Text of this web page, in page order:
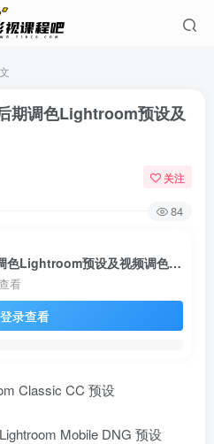
期调色Lightroom预设及
关注
84
20个INS旅行人文风光后期调色Lightroom预设及视频调色LUT预设
看
登录查看
Classic CC 预设
Mobile DNG 预设